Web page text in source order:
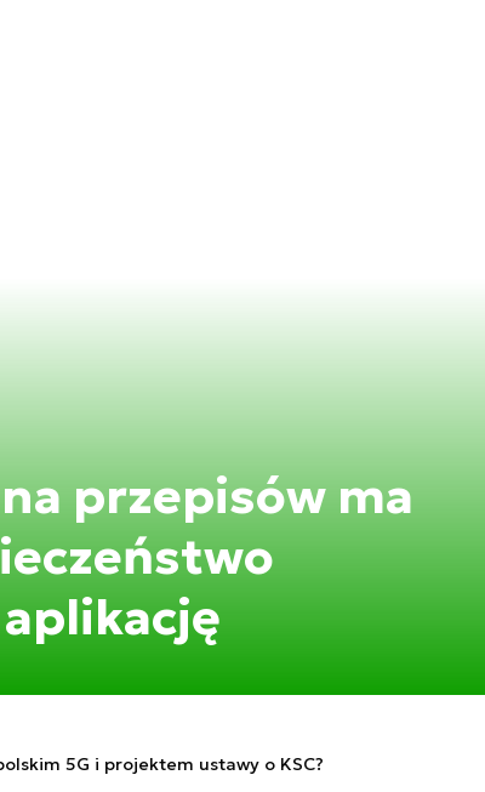
przepisów ma
5G i projektem ustawy o KSC?